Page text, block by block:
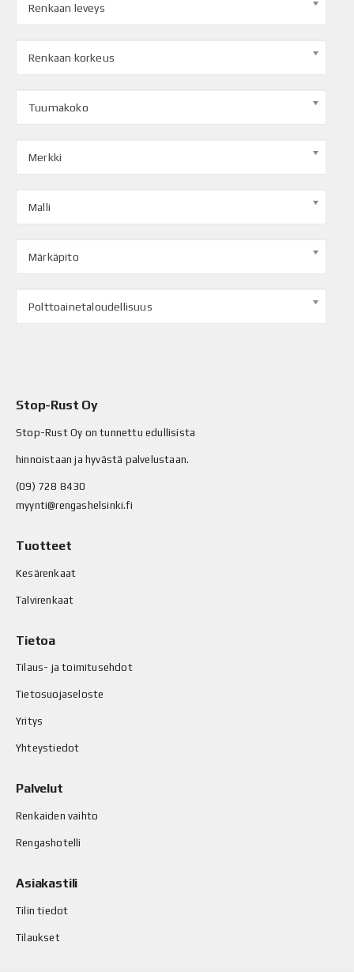
Renkaan leveys
Renkaan korkeus
Tuumakoko
Merkki
Malli
Märkäpito
Polttoainetaloudellisuus
Stop-Rust Oy
Stop-Rust Oy on tunnettu edullisista
hinnoistaan ja hyvästä palvelustaan.
(09) 728 8430
myynti@rengashelsinki.fi
Tuotteet
Kesärenkaat
Talvirenkaat
Tietoa
Tilaus- ja toimitusehdot
Tietosuojaseloste
Yritys
Yhteystiedot
Palvelut
Renkaiden vaihto
Rengashotelli
Asiakastili
Tilin tiedot
Tilaukset